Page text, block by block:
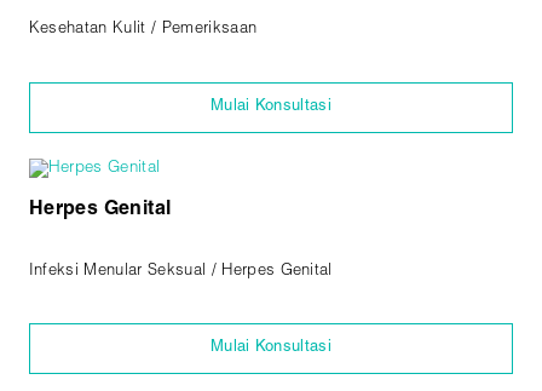
Kesehatan Kulit / Pemeriksaan
Mulai Konsultasi
Herpes Genital
Infeksi Menular Seksual / Herpes Genital
Mulai Konsultasi